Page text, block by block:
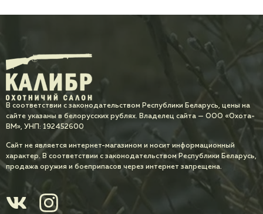
В соответствии с законодательством Республики Беларусь, цены на
сайте указаны в белорусских рублях. Владелец сайта — ООО «Охота-
ВМ», УНП: 192452600
Сайт не является интернет-магазином и носит информационный
характер. В соответствии с законодательством Республики Беларусь,
продажа оружия и боеприпасов через интернет запрещена.